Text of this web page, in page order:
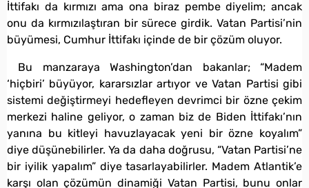
İttifakı da kırmızı ama ona biraz pembe diyelim; ancak
onu da kırmızılaştıran bir sürece girdik. Vatan Partisi’nin
büyümesi, Cumhur İttifakı içinde de bir çözüm oluyor.
Bu manzaraya Washington’dan bakanlar; “Madem
‘hiçbiri’ büyüyor, kararsızlar artıyor ve Vatan Partisi gibi
sistemi değiştirmeyi hedefleyen devrimci bir özne çekim
merkezi haline geliyor, o zaman biz de Biden İttifakı’nın
yanına bu kitleyi havuzlayacak yeni bir özne koyalım”
diye düşünebilirler. Ya da daha doğrusu, “Vatan Partisi’ne
bir iyilik yapalım” diye tasarlayabilirler. Madem Atlantik’e
karşı olan çözümün dinamiği Vatan Partisi, bunu onlar